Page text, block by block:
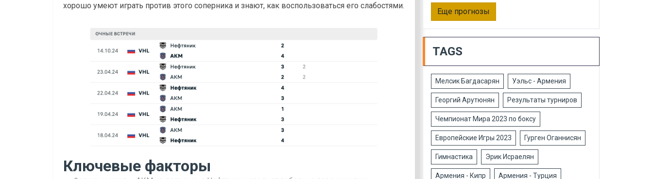
хорошо умеют играть против этого соперника и знают, как воспользоваться его слабостями.
Ключевые факторы
Еще прогнозы
TAGS
Мелсик Багдасарян Уэльс - Армения
Георгий Арутюнян Результаты турниров
Чемпионат Мира 2023 по боксу
Европейские Игры 2023 Гурген Оганнисян
Гимнастика Эрик Исраелян
Армения - Кипр Армения - Турция